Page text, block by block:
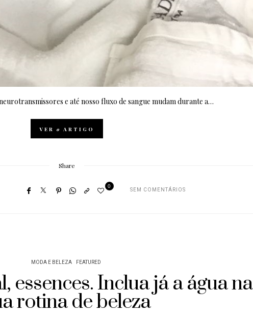
e até nosso fluxo de sangue mudam durante a…
VER o ARTIGO
Share
0
SEM COMENTÁRIOS
MODA E BELEZA FEATURED
essences. Inclua já a água na
rotina de beleza